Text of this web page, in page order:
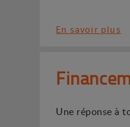
En savoir plus
Une réponse à